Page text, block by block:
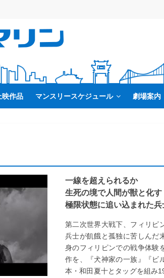
映作品 マンスリースケジュール 劇場案内
一線を超えられるか
生死の境で人間が獣と化す
極限状態に追い込まれた
第二次世界大戦下、フィリピ
兵士が飢餓と孤独に苦しんだ
身のフィリピンでの戦争体験
作を、『犬神家の一族』『ビ
本・和田夏十とタッグを組み